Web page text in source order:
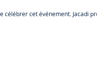
cet événement. Jacadi